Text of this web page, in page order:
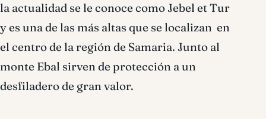
la actualidad se le conoce como Jebel et Tur
y es una de las más altas que se localizan en
el centro de la región de Samaria. Junto al
monte Ebal sirven de protección a un
desfiladero de gran valor.